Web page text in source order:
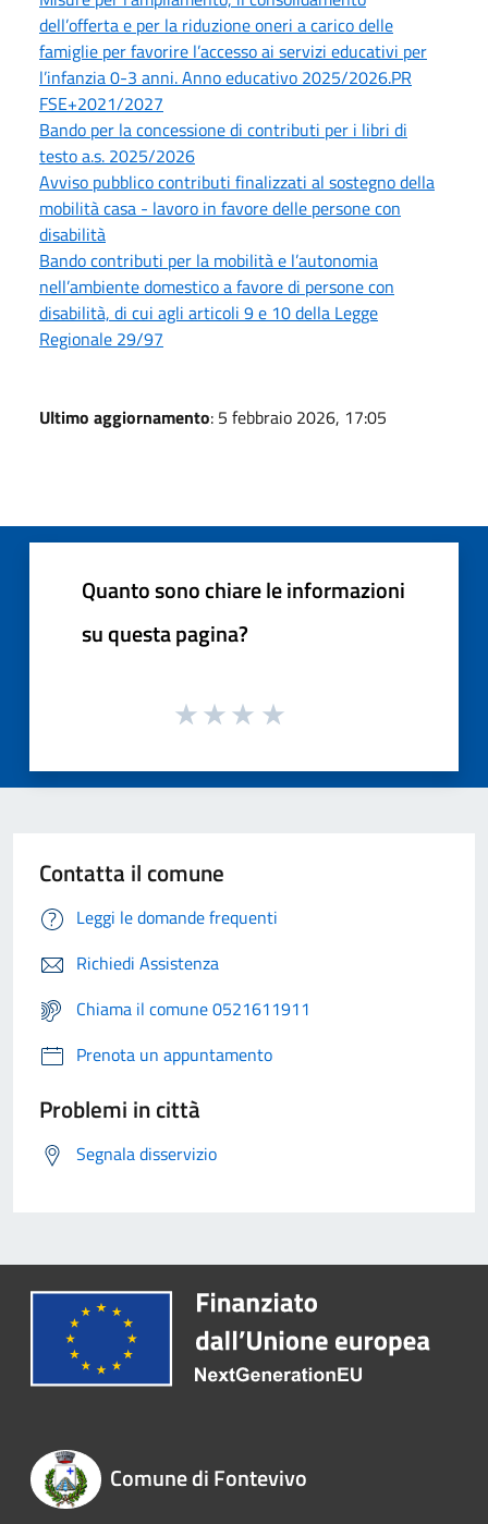
dell’offerta e per la riduzione oneri a carico delle
famiglie per favorire l’accesso ai servizi educativi per
l’infanzia 0-3 anni. Anno educativo 2025/2026.PR
FSE+2021/2027
Bando per la concessione di contributi per i libri di
testo a.s. 2025/2026
Avviso pubblico contributi finalizzati al sostegno della
mobilità casa - lavoro in favore delle persone con
disabilità
Bando contributi per la mobilità e l’autonomia
nell’ambiente domestico a favore di persone con
disabilità, di cui agli articoli 9 e 10 della Legge
Regionale 29/97
Ultimo aggiornamento: 5 febbraio 2026, 17:05
Quanto sono chiare le informazioni
su questa pagina?
Contatta il comune
Leggi le domande frequenti
Richiedi Assistenza
Chiama il comune 0521611911
Prenota un appuntamento
Problemi in città
Segnala disservizio
Comune di Fontevivo